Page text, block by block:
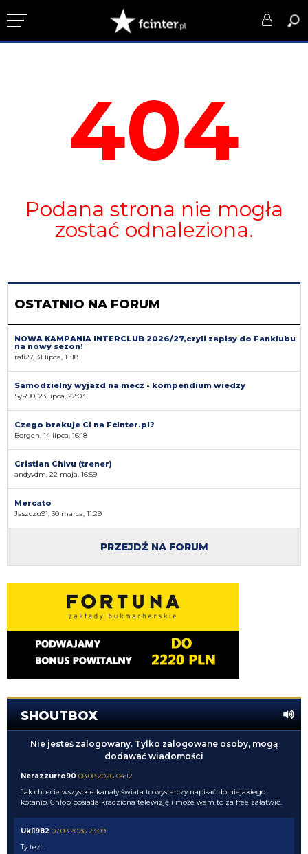
SERWIS
404
Podana strona nie mogła
zostać odnaleziona.
OSTATNIO NA FORUM
NOWA KAMPANIA INTERCLUB 2026/27,czyli zapisy do Fanklubu
na nowy sezon!
rafi27, 31 lipca, 11:18
Samodzielny wyjazd na mecz - kompendium wiedzy
SyR90, 23 lipca, 22:03
Czego brakuje Ci na FcInter.pl?
Borgen, 14 lipca, 16:18
Cristian Chivu (trener)
andyvdm, 22 maja, 16:59
Mercato
Jaszczu91, 30 marca, 11:29
PRZEJDŹ NA FORUM
SHOUTBOX
Nie jesteś zalogowany. Tylko zalogowane osoby, mogą
dodawać wiadomości
Nerazzurro90 08.08.2026 04:12
Jak chcecie wszystkie kanały świata to wystarczy napisać do niejakiego
kotanio. Chłop posiada kradziona telewizję i może wam to za free załatwić.
Uki1982 07.08.2026 23:09
Ty tez...